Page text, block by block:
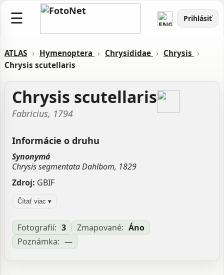
☰ Prihlásiť
ATLAS › Hymenoptera › Chrysididae › Chrysis ›
Chrysis scutellaris
Chrysis scutellaris
Fabricius, 1794
Informácie o druhu
Synonymá
Chrysis segmentata Dahlbom, 1829
Zdroj: GBIF
Aktualizované: Laco Tábi, 18.03.2026 08:46
Čítať viac ▾
Fotografií: 3 Zmapované: Áno
Poznámka: —